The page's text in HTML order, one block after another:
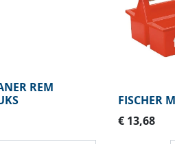
REM
FISCHER
€ 13,68